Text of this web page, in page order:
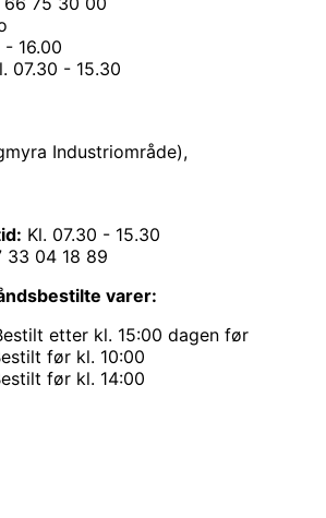
16.00
07.30 - 15.30
Industriområde),
Kl. 07.30 - 15.30
33 04 18 89
varer:
etter kl. 15:00 dagen før
før kl. 10:00
før kl. 14:00